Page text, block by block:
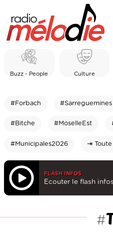
Buzz - People Culture
#Forbach #Sarreguemines
#Bitche #MoselleEst
#Municipales2026 ⇥ Toute
FLASH INFOS
Ecouter le flash
#